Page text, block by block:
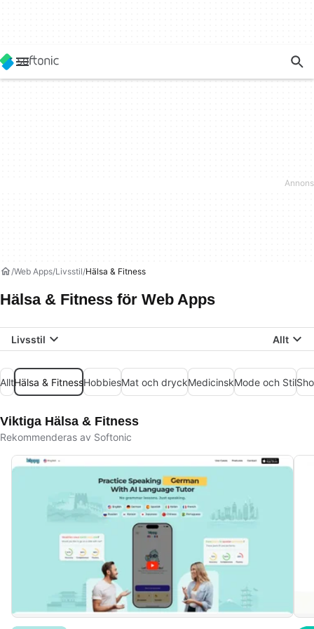
Web Apps Livsstil Hälsa & Fitness
Hälsa & Fitness för Web Apps
Livsstil Allt
AlltHälsa & FitnessHobbiesMat och dryckMedicinskMode och Stil
Viktiga Hälsa & Fitness
Rekommenderas av Softonic